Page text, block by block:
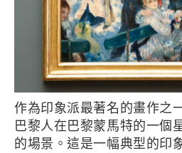
作為印象派最著名的畫作之一，它描繪了工作中的
巴黎人在巴黎蒙馬特的一個
的場景。這是一幅典型的印